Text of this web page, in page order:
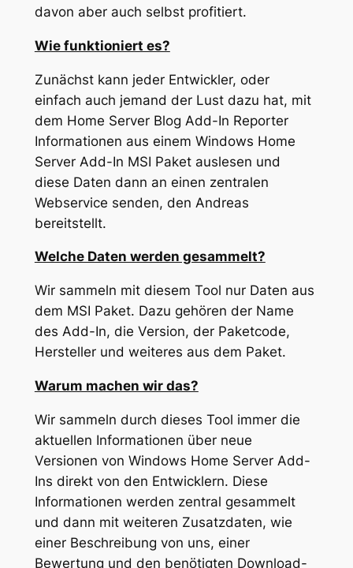
davon aber auch selbst profitiert.
Wie funktioniert es?
Zunächst kann jeder Entwickler, oder
einfach auch jemand der Lust dazu hat, mit
dem Home Server Blog Add-In Reporter
Informationen aus einem Windows Home
Server Add-In MSI Paket auslesen und
diese Daten dann an einen zentralen
Webservice senden, den Andreas
bereitstellt.
Welche Daten werden gesammelt?
Wir sammeln mit diesem Tool nur Daten aus
dem MSI Paket. Dazu gehören der Name
des Add-In, die Version, der Paketcode,
Hersteller und weiteres aus dem Paket.
Warum machen wir das?
Wir sammeln durch dieses Tool immer die
aktuellen Informationen über neue
Versionen von Windows Home Server Add-
Ins direkt von den Entwicklern. Diese
Informationen werden zentral gesammelt
und dann mit weiteren Zusatzdaten, wie
einer Beschreibung von uns, einer
Bewertung und den benötigten Download-